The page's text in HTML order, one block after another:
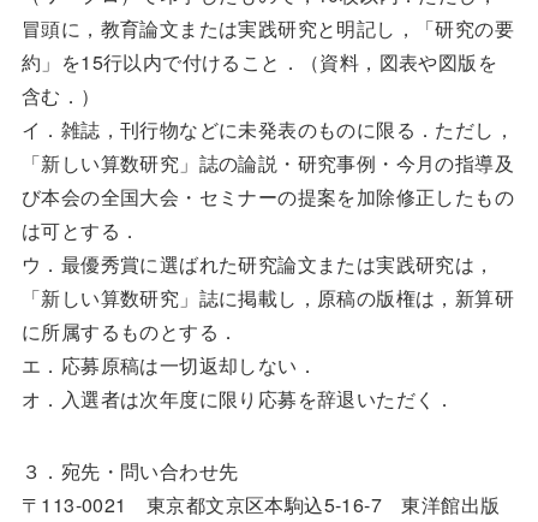
冒頭に，教育論文または実践研究と明記し，「研究の要
約」を15行以内で付けること．（資料，図表や図版を
含む．）
イ．雑誌，刊行物などに未発表のものに限る．ただし，
「新しい算数研究」誌の論説・研究事例・今月の指導及
び本会の全国大会・セミナーの提案を加除修正したもの
は可とする．
ウ．最優秀賞に選ばれた研究論文または実践研究は，
「新しい算数研究」誌に掲載し，原稿の版権は，新算研
に所属するものとする．
エ．応募原稿は一切返却しない．
オ．入選者は次年度に限り応募を辞退いただく．
３．宛先・問い合わせ先
〒113-0021 東京都文京区本駒込5-16-7 東洋館出版